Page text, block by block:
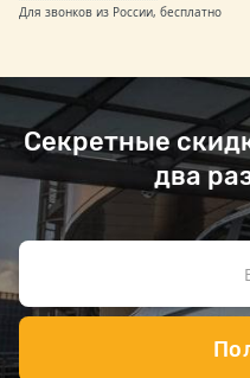
Для звонков из России, бесплатно
Секретные
два